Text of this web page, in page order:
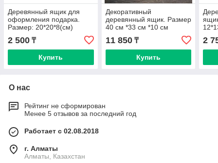
Деревянный ящик для
оформления подарка.
Размер: 20*20*8(см)
2 500 ₸
Купить
Декоративный
деревянный ящик. Размер
40 см *33 см *10 см
11 850₸
Купить
2
О нас
Рейтинг не сформирован
Менее 5 отзывов за последний год
Работает с 02.08.2018
г. Алматы
Алматы, Казахстан